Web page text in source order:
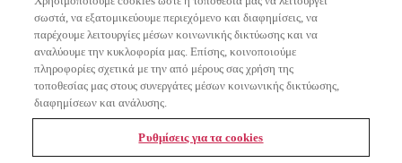
ΝΟΜΙΚΑ ΘΕΜΑΤΑ
Δήλωση Ιδιωτικού Απορρήτου
Όροι Χρήσης
σωστά, να εξατομικεύουμε περιεχόμενο και διαφημίσεις, να
παρέχουμε λειτουργίες μέσων κοινωνικής δικτύωσης και να
αναλύουμε την κυκλοφορία μας. Επίσης, κοινοποιούμε
πληροφορίες σχετικά με την από μέρους σας χρήση της
τοποθεσίας μας στους συνεργάτες μέσων κοινωνικής δικτύωσης,
διαφημίσεων και ανάλυσης.
Ρυθμίσεις για τα cookies